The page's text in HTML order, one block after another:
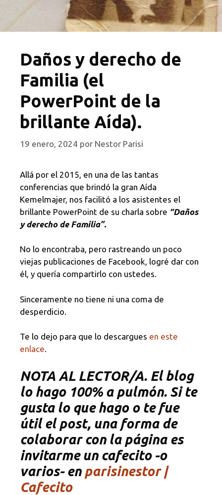
Daños y derecho de
Familia (el
PowerPoint de la
brillante Aída).
19 enero, 2024 por Nestor Parisi
Allá por el 2015, en una de las tantas
conferencias que brindó la gran Aída
Kemelmajer, nos facilitó a los asistentes el
brillante PowerPoint de su charla sobre “Daños
y derecho de Familia”.
No lo encontraba, pero rastreando un poco
viejas publicaciones de Facebook, logré dar con
él, y quería compartirlo con ustedes.
Sinceramente no tiene ni una coma de
desperdicio.
Te lo dejo para que lo descargues en este
enlace.
NOTA AL LECTOR/A. El blog
lo hago 100% a pulmón. Si te
gusta lo que hago o te fue
útil el post, una forma de
colaborar con la página es
invitarme un cafecito -o
varios- en parisinestor |
Cafecito